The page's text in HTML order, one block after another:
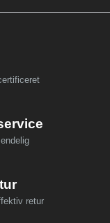
retur